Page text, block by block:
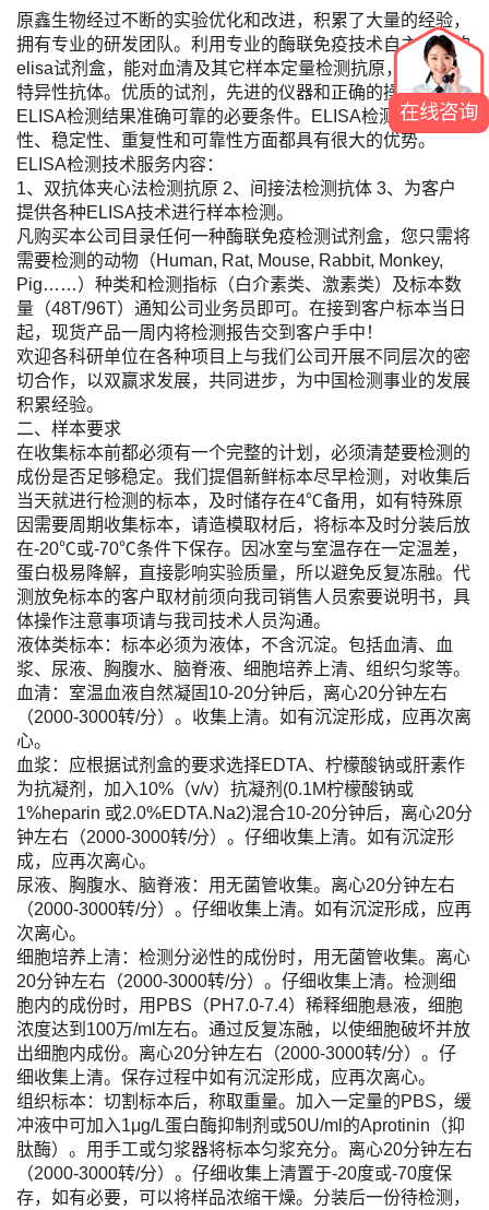
原鑫生物经过不断的实验优化和改进，积累了大量的经验，
拥有专业的研发团队。利用专业的酶联免疫技术自主研发的
elisa试剂盒，能对血清及其它样本定量检测抗原，定性检测
特异性抗体。优质的试剂，先进的仪器和正确的操作是保证
ELISA检测结果准确可靠的必要条件。ELISA检测的方便
性、稳定性、重复性和可靠性方面都具有很大的优势。
ELISA检测技术服务内容：
1、双抗体夹心法检测抗原 2、间接法检测抗体 3、为客户
提供各种ELISA技术进行样本检测。
凡购买本公司目录任何一种酶联免疫检测试剂盒，您只需将
需要检测的动物（Human, Rat, Mouse, Rabbit, Monkey,
Pig……）种类和检测指标（白介素类、激素类）及标本数
量（48T/96T）通知公司业务员即可。在接到客户标本当日
起，现货产品一周内将检测报告交到客户手中！
欢迎各科研单位在各种项目上与我们公司开展不同层次的密
切合作，以双赢求发展，共同进步，为中国检测事业的发展
积累经验。
二、样本要求
在收集标本前都必须有一个完整的计划，必须清楚要检测的
成份是否足够稳定。我们提倡新鲜标本尽早检测，对收集后
当天就进行检测的标本，及时储存在4℃备用，如有特殊原
因需要周期收集标本，请造模取材后，将标本及时分装后放
在-20℃或-70℃条件下保存。因冰室与室温存在一定温差，
蛋白极易降解，直接影响实验质量，所以避免反复冻融。代
测放免标本的客户取材前须向我司销售人员索要说明书，具
体操作注意事项请与我司技术人员沟通。
液体类标本：标本必须为液体，不含沉淀。包括血清、血
浆、尿液、胸腹水、脑脊液、细胞培养上清、组织匀浆等。
血清：室温血液自然凝固10-20分钟后，离心20分钟左右
（2000-3000转/分）。收集上清。如有沉淀形成，应再次离
心。
血浆：应根据试剂盒的要求选择EDTA、柠檬酸钠或肝素作
为抗凝剂，加入10%（v/v）抗凝剂(0.1M柠檬酸钠或
1%heparin 或2.0%EDTA.Na2)混合10-20分钟后，离心20分
钟左右（2000-3000转/分）。仔细收集上清。如有沉淀形
成，应再次离心。
尿液、胸腹水、脑脊液：用无菌管收集。离心20分钟左右
（2000-3000转/分）。仔细收集上清。如有沉淀形成，应再
次离心。
细胞培养上清：检测分泌性的成份时，用无菌管收集。离心
20分钟左右（2000-3000转/分）。仔细收集上清。检测细
胞内的成份时，用PBS（PH7.0-7.4）稀释细胞悬液，细胞
浓度达到100万/ml左右。通过反复冻融，以使细胞破坏并放
出细胞内成份。离心20分钟左右（2000-3000转/分）。仔
细收集上清。保存过程中如有沉淀形成，应再次离心。
组织标本：切割标本后，称取重量。加入一定量的PBS，缓
冲液中可加入1μg/L蛋白酶抑制剂或50U/ml的Aprotinin（抑
肽酶）。用手工或匀浆器将标本匀浆充分。离心20分钟左右
（2000-3000转/分）。仔细收集上清置于-20度或-70度保
存，如有必要，可以将样品浓缩干燥。分装后一份待检测，
在线咨询